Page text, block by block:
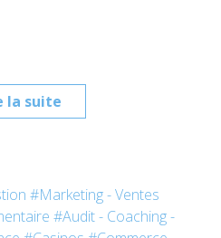
la suite
#Marketing - Ventes
#Audit - Coaching -